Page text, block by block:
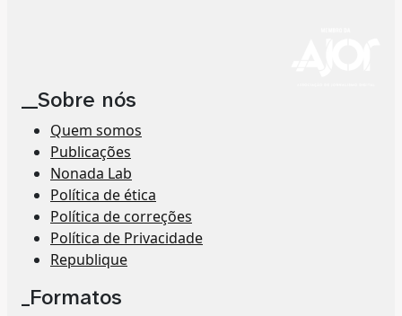
__Sobre nós
Quem somos
Publicações
Nonada Lab
Política de ética
Política de correções
Política de Privacidade
Republique
_Formatos